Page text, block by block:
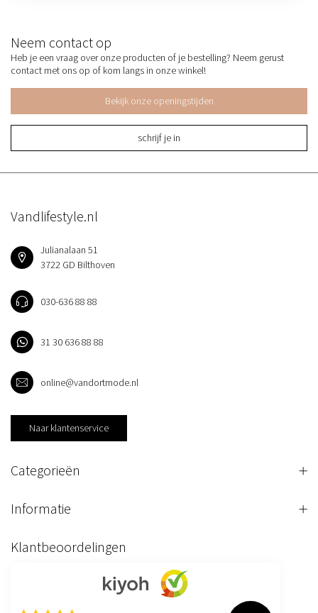
Neem contact op
Heb je een vraag over onze producten of je bestelling? Neem gerust
contact met ons op of kom langs in onze winkel!
Bekijk onze openingstijden
schrijf je in
Vandlifestyle.nl
Julianalaan 51
3722 GD Bilthoven
030-636 88 88
31 30 636 88 88
online@vandortmode.nl
Naar klantenservice
Categorieën
Informatie
Klantbeoordelingen